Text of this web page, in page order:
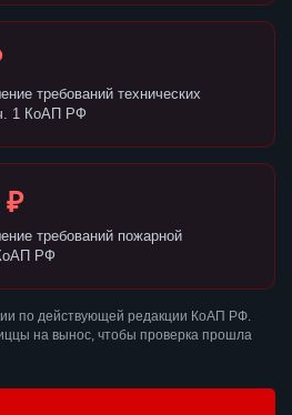
требований технических
1 КоАП РФ
₽
требований пожарной
РФ
по действующей редакции КоАП РФ.
на вынос, чтобы проверка прошла